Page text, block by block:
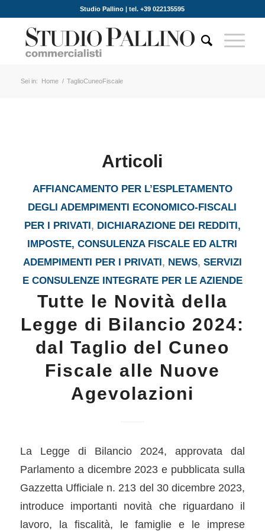
Studio Pallino | tel. +39 022135595
Sei in: Home / TaglioCuneoFiscale
Articoli
AFFIANCAMENTO PER L’ESPLETAMENTO
DEGLI ADEMPIMENTI ECONOMICO-FISCALI
PER I PRIVATI, DICHIARAZIONE DEI REDDITI,
IMPOSTE, CONSULENZA FISCALE ED ALTRI
ADEMPIMENTI PER I PRIVATI, NEWS, SERVIZI
E CONSULENZE INTEGRATE PER LE AZIENDE
Tutte le Novità della
Legge di Bilancio 2024:
dal Taglio del Cuneo
Fiscale alle Nuove
Agevolazioni
La Legge di Bilancio 2024, approvata dal
Parlamento a dicembre 2023 e pubblicata sulla
Gazzetta Ufficiale n. 213 del 30 dicembre 2023,
introduce importanti novità che riguardano il
lavoro, la fiscalità, le famiglie e le imprese